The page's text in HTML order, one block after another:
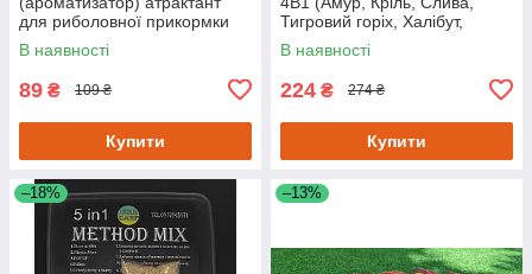
для риболовної прикормки
В наявності
89 ₴ 109 ₴
Купити
Тигровий горіх, Халібут,
Кукурудза, Полуниця,
Креветка)
В наявності
224 ₴ 274 ₴
Купити
–18% –13%